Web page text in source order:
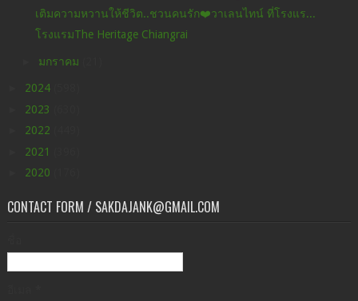
เติมความหวานให้ชีวิต..ชวนคนรัก❤️วาเลนไทน์ ที่โรงแร...
โรงแรมThe Heritage Chiangrai
มกราคม
2024
2023
2022
2021
2020
CONTACT FORM / SAKDAJANK@GMAIL.COM